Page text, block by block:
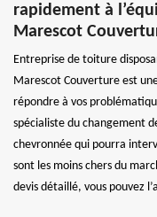
rapidement à
Marescot
Entreprise de toiture
Marescot Couverture est
répondre à vos
spécialiste du changement
chevronnée qui pourra
sont les moins chers du
devis détaillé, vous pouvez